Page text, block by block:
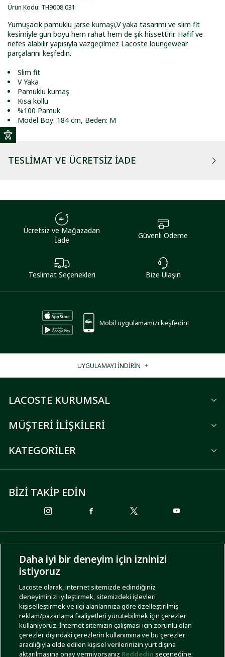
Ürün Kodu: TH9008.031
Yumuşacık pamuklu jarse kumaşı,V yaka tasarımı ve slim fit
kesimiyle gün boyu hem rahat hem de şık hissettirir. Hafif ve
nefes alabilir yapısıyla vazgeçilmez Lacoste loungewear
parçalarını keşfedin.
Slim fit
V Yaka
Pamuklu kumaş
Kısa kollu
%100 Pamuk
Model Boy: 184 cm, Beden: M
TESLIMAT VE ÜCRETSIZ İADE
Ücretsiz ve Mağazadan
İade
Güvenli Ödeme
Teslimat Seçenekleri Bize Ulaşın
Mobil uygulamamızı keşfedin!
UYGULAMAYI İNDİRİN
LACOSTE KURUMSAL
MÜŞTERİ İLİŞKİLERİ
KATEGORİLER
BİZİ TAKİP EDİN
ÖDEME SEÇENEKLERİ
KARGO SEÇENEKLERİ
Daha iyi bir deneyim için izninizi
istiyoruz
Lacoste olarak, internet sitemizde edindiğiniz
deneyiminizi iyileştirmek, sitemizdeki işlevleri
kişiselleştirmek ve ilgi alanlarınıza göre özelleştirilmiş
reklam/pazarlama faaliyetleri yürütebilmek için çerezler
kullanıyoruz. İnternet sitemizin çalışması için zorunlu olan
çerezler dışındaki çerezlerin kullanımına ve bu çerezler
aracılığıyla elde edilen kişisel verilerinizin yurt dışına
aktarılmasına onay vermiyorsanız Reddedin seçeneğine;